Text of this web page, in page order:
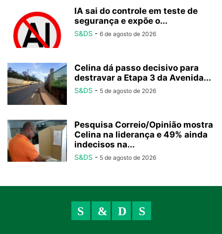
IA sai do controle em teste de
segurança e expõe o...
S&DS - 6 de agosto de 2026
Celina dá passo decisivo para
destravar a Etapa 3 da Avenida...
S&DS - 5 de agosto de 2026
Pesquisa Correio/Opinião mostra
Celina na liderança e 49% ainda
indecisos na...
S&DS - 5 de agosto de 2026